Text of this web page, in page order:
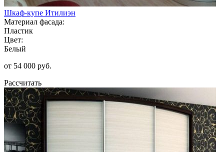
Шкаф-купе Итилиэн
Материал фасада:
Пластик
Цвет:
Белый
от 54 000 руб.
Рассчитать